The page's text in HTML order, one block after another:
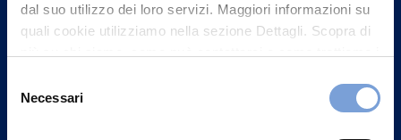
dal suo utilizzo dei loro servizi. Maggiori informazioni su
quali cookie utilizziamo nella sezione Dettagli. Scopra di
può trovare nel footer del sito nella sezione "Informativa
delNecessari
un nostro Agente.
Contattaci